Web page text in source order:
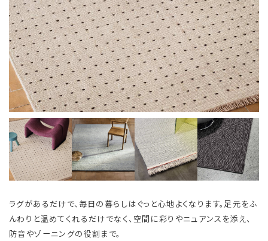
ラグがあるだけで、毎日の暮らしはぐっと心地よくなります。足元をふ
んわりと温めてくれるだけでなく、空間に彩りやニュアンスを添え、
防音やゾーニングの役割まで。